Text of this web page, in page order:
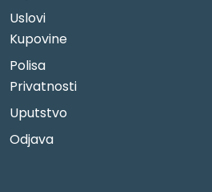
Uslovi
Kupovine
Polisa
Privatnosti
Uputstvo
Odjava